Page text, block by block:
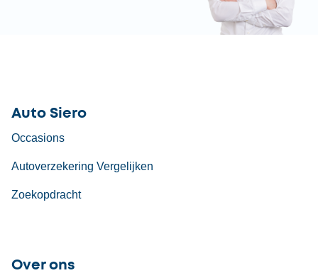
Auto Siero
Occasions
Autoverzekering Vergelijken
Zoekopdracht
Over ons